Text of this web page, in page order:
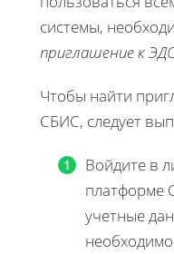
системы,
приглашение к
Чтобы найти
СБИС, следует
Войдите в
платформе
учетные